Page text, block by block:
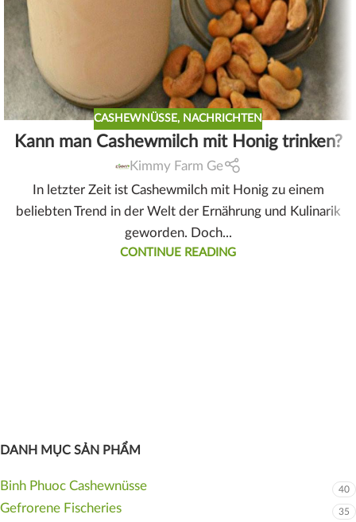
CASHEWNÜSSE, NACHRICHTEN
Kann man Cashewmilch mit Honig trinken?
Kimmy Farm Ge
In letzter Zeit ist Cashewmilch mit Honig zu einem
beliebten Trend in der Welt der Ernährung und Kulinarik
geworden. Doch...
CONTINUE READING
DANH MỤC SẢN PHẨM
Binh Phuoc Cashewnüsse 40
Gefrorene Fischeries 35